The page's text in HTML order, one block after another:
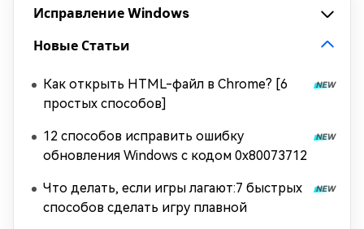
Исправление Windows
Новые Статьи
Как открыть HTML-файл в Chrome? [6
простых способов]
12 способов исправить ошибку
обновления Windows с кодом 0x80073712
Что делать, если игры лагают:7 быстрых
способов сделать игру плавной